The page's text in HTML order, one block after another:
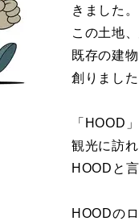
きました。
この土地
既存の建
創りました
「HOOD
観光に訪
HOODと
HOODの